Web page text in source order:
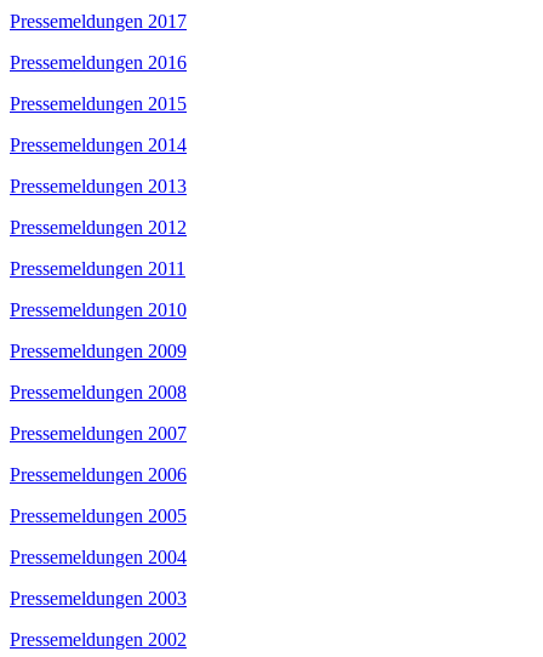
Pressemeldungen 2017
Pressemeldungen 2016
Pressemeldungen 2015
Pressemeldungen 2014
Pressemeldungen 2013
Pressemeldungen 2012
Pressemeldungen 2011
Pressemeldungen 2010
Pressemeldungen 2009
Pressemeldungen 2008
Pressemeldungen 2007
Pressemeldungen 2006
Pressemeldungen 2005
Pressemeldungen 2004
Pressemeldungen 2003
Pressemeldungen 2002